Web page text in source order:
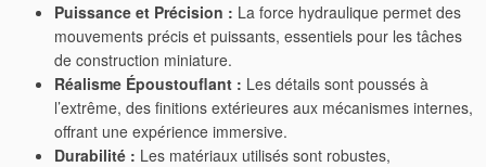
Puissance et Précision : La force hydraulique permet des
mouvements précis et puissants, essentiels pour les tâches
de construction miniature.
Réalisme Époustouflant : Les détails sont poussés à
l’extrême, des finitions extérieures aux mécanismes internes,
offrant une expérience immersive.
Durabilité : Les matériaux utilisés sont robustes,